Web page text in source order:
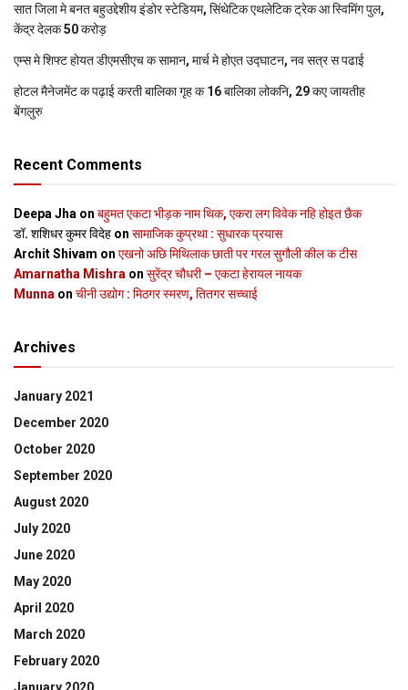
सात जिला मे बनत बहुउद्देशीय इंडोर स्‍टेडि‍यम, सिंथेटिक एथलेटिक ट्रेक आ स्विमिंग पुल,
केंद्र देलक 50 करोड़
एम्स मे शिफ्ट होयत डीएमसीएच क सामान, मार्च मे होएत उद्घाटन, नव सत्र स पढाई
होटल मैनेजमेंट क पढ़ाई करती बालिका गृह क 16 बालिका लोकनि, 29 कए जायतीह
बेंगलुरु
Recent Comments
Deepa Jha on बहुमत एकटा भीड़क नाम थिक, एकरा लग विवेक नहि होइत छैक
डॉ. शशिधर कुमर विदेह on सामाजिक कुप्रथा : सुधारक प्रयास
Archit Shivam on एखनो अछि मिथिलाक छाती पर गरल सुगौली कील क टीस
Amarnatha Mishra on सुरेंद्र चौधरी – एकटा हेरायल नायक
Munna on चीनी उद्योग : मिठगर स्‍मरण, तितगर सच्‍चाई
Archives
January 2021
December 2020
October 2020
September 2020
August 2020
July 2020
June 2020
May 2020
April 2020
March 2020
February 2020
January 2020